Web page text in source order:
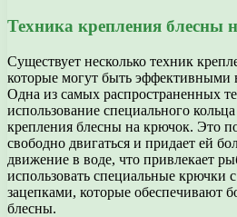
Техника крепления блесны
Существует несколько техник
которые могут быть эффективными
Одна из самых распространенных
использование специального
крепления блесны на крючок. Это
свободно двигаться и придает ей
движение в воде, что привлекает
использовать специальные крючки
зацепками, которые обеспечивают
блесны.